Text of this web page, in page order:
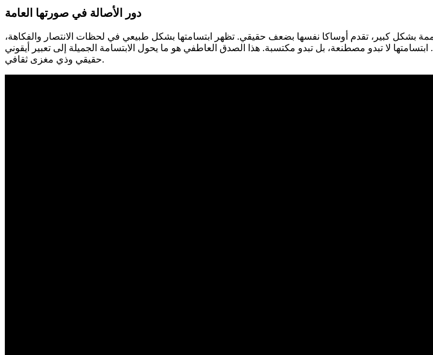
دور الأصالة في صورتها العامة
بشكل كبير، تقدم أوساكا نفسها بضعف حقيقي. تظهر ابتسامتها بشكل طبيعي في لحظات الانتصار والفكاهة،
لا تبدو مصطنعة، بل تبدو مكتسبة. هذا الصدق العاطفي هو ما يحول الابتسامة الجميلة إلى تعبير أيقوني
حقيقي وذي مغزى ثقافي.